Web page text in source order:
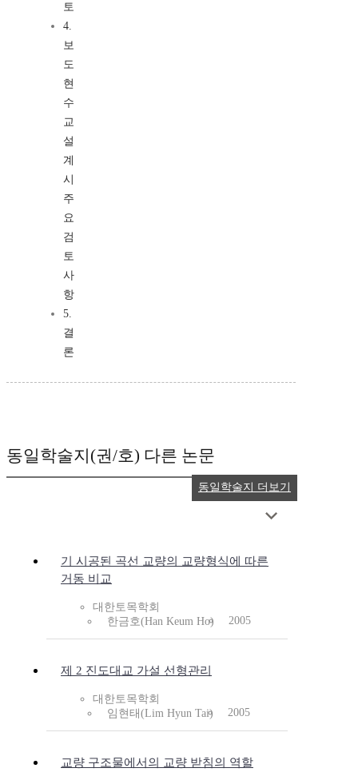
토
4.
보
도
현
수
교
설
계
시
주
요
검
토
사
항
5.
결
론
동일학술지(권/호) 다른 논문
기 시공된 곡선 교량의 교량형식에 따른
거동 비교
대한토목학회
한금호(Han Keum Ho)
2005
제 2 진도대교 가설 선형관리
대한토목학회
임현태(Lim Hyun Tai)
2005
교량 구조물에서의 교량 받침의 역할
동일학술지 더보기